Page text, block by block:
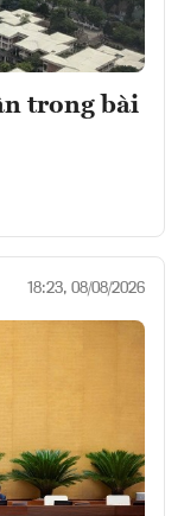
trong bài
18:23, 08/08/2026